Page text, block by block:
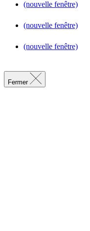
(nouvelle fenêtre)
(nouvelle fenêtre)
(nouvelle fenêtre)
Fermer